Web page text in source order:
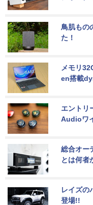
鳥肌もの
た！
メモリ
en搭載
エントリ
Audioワ
総合オー
とは何者
レイズの
登場!!